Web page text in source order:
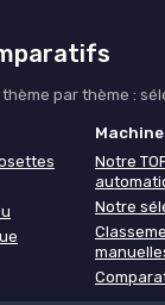
par thème :
Notre
Notre